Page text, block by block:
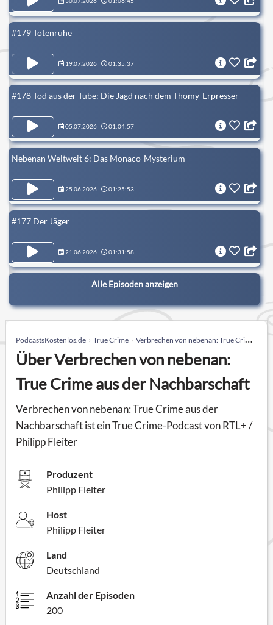
#179 Totenruhe
19.07.2026 01:35:37
#178 Tod aus der Tube: Die Jagd nach dem Thomy-Erpresser
05.07.2026 01:04:57
Nebenan Weltweit 6: Das Monaco-Mysterium
25.06.2026 01:25:53
#177 Der Jäger
21.06.2026 01:31:58
Alle Episoden anzeigen
PodcastsKostenlos.de True Crime Verbrechen von nebenan: True Crime aus der Nachbarschaft
Über Verbrechen von nebenan:
True Crime aus der Nachbarschaft
Verbrechen von nebenan: True Crime aus der
Nachbarschaft ist ein True Crime-Podcast von RTL+ /
Philipp Fleiter
Produzent
Philipp Fleiter
Host
Philipp Fleiter
Land
Deutschland
Anzahl der Episoden
200